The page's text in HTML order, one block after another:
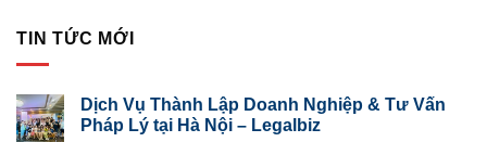
TIN TỨC MỚI
Dịch Vụ Thành Lập Doanh Nghiệp & Tư Vấn
Pháp Lý tại Hà Nội – Legalbiz